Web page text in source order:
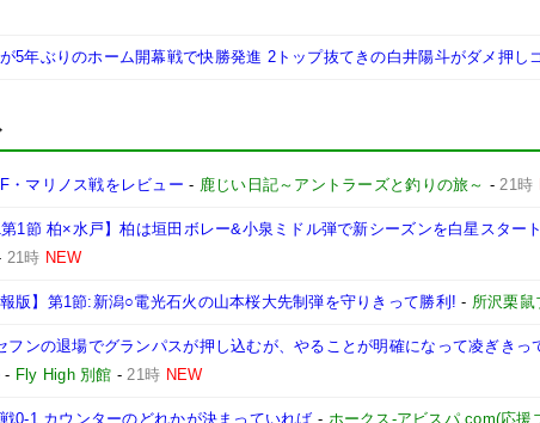
5年ぶりのホーム開幕戦で快勝発進 2トップ抜てきの白井陽斗がダメ押し
・マリノス戦をレビュー - 鹿じい日記～アントラーズと釣りの旅～ -21時
第1節 柏×水戸】柏は垣田ボレー&小泉ミドル弾で新シーズンを白星スター
21時 NEW
報版】第1節:新潟○電光石火の山本桜大先制弾を守りきって勝利! - 所沢栗鼠
フンの退場でグランパスが押し込むが、やることが明確になって凌ぎき
- Fly High 別館 -21時 NEW
0-1 カウンターのどれかが決まっていれば - ホークス-アビスパ.com(応援